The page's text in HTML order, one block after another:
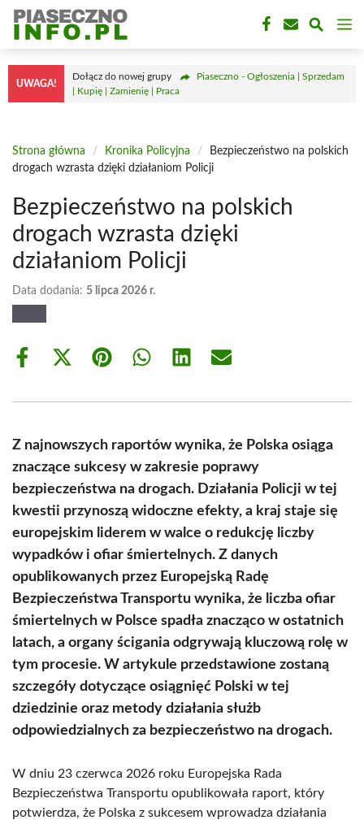
Przejdź
treści
UWAGA!
Dołącz do nowej grupy
Piaseczno - Ogłoszenia | Sprzedam
| Kupię | Zamienię | Praca
Strona główna / Kronika Policyjna /
Bezpieczeństwo na polskich
drogach wzrasta dzięki działaniom Policji
Bezpieczeństwo na polskich
drogach wzrasta dzięki
działaniom Policji
Data dodania: 5 lipca 2026 r.
Share
Share
(Twitter)
Share Share Share Share
Z najnowszych raportów wynika, że Polska osiąga
znaczące sukcesy w zakresie poprawy
bezpieczeństwa na drogach. Działania Policji w tej
kwestii przynoszą widoczne efekty, a kraj staje się
europejskim liderem w walce o redukcję liczby
wypadków i ofiar śmiertelnych. Z danych
opublikowanych przez Europejską Radę
Bezpieczeństwa Transportu wynika, że liczba ofiar
śmiertelnych w Polsce spadła znacząco w ostatnich
latach, a organy ścigania odgrywają kluczową rolę w
tym procesie. W artykule przedstawione zostaną
szczegóły dotyczące osiągnięć Polski w tej
dziedzinie oraz metody działania służb
odpowiedzialnych za bezpieczeństwo na drogach.
W dniu 23 czerwca 2026 roku Europejska Rada
Bezpieczeństwa Transportu opublikowała raport, który
potwierdza, że Polska z sukcesem wprowadza działania